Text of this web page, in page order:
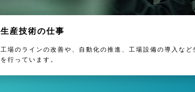
生産技術の仕事
工場のラインの改善や、自動化の推進、工場設備の導入など
を行っています。